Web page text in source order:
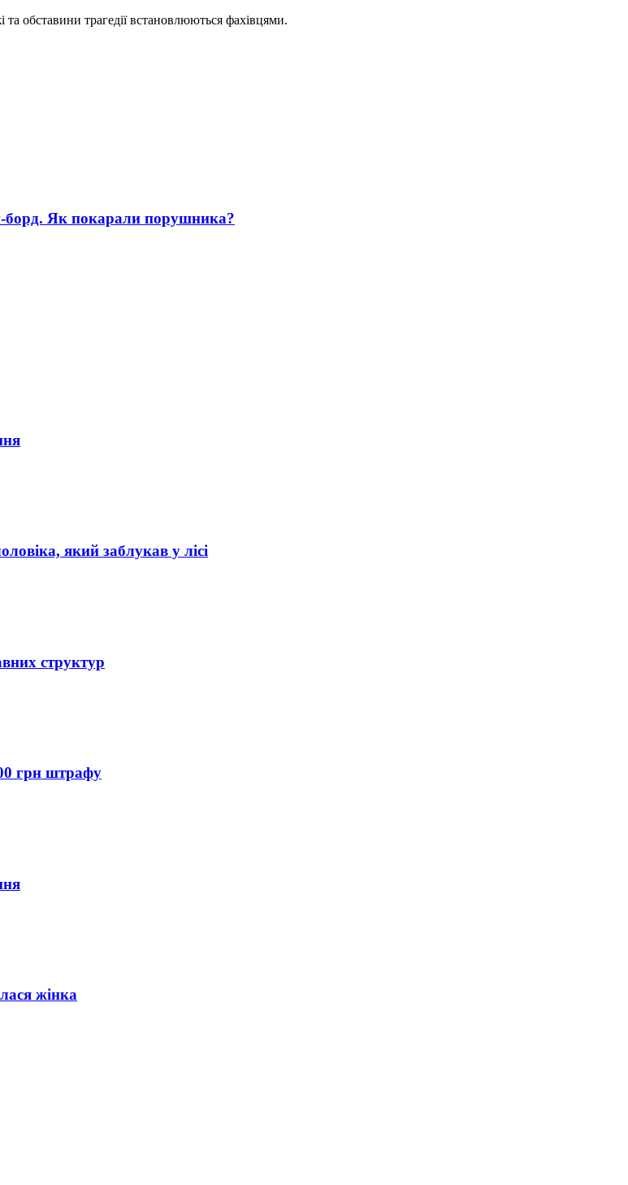
обставини трагедії встановлюються фахівцями.
борд. Як покарали порушника?
який заблукав у лісі
структур
грн штрафу
жінка